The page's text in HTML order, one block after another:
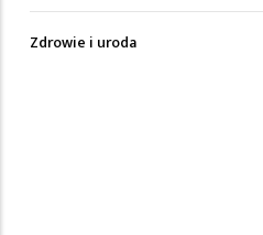
Zdrowie i uroda